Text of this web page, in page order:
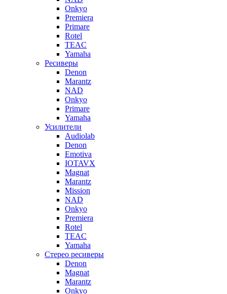
Onkyo
Premiera
Primare
Rotel
TEAC
Yamaha
Ресиверы
Denon
Marantz
NAD
Onkyo
Primare
Yamaha
Усилители
Audiolab
Denon
Emotiva
IOTAVX
Magnat
Marantz
Mission
NAD
Onkyo
Premiera
Rotel
TEAC
Yamaha
Стерео ресиверы
Denon
Magnat
Marantz
Onkyo